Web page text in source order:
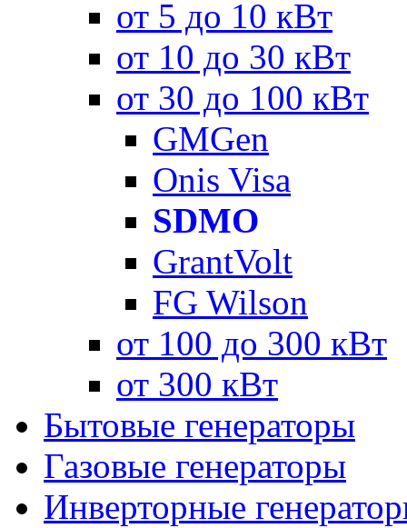
от 5 до 10 кВт
от 10 до 30 кВт
от 30 до 100 кВт
GMGen
Onis Visa
SDMO
GrantVolt
FG Wilson
от 100 до 300 кВт
от 300 кВт
Бытовые генераторы
Газовые генераторы
Инверторные